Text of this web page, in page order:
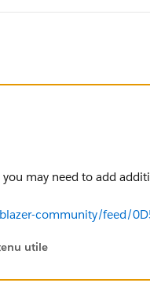
may need to add
community/feed/
utile